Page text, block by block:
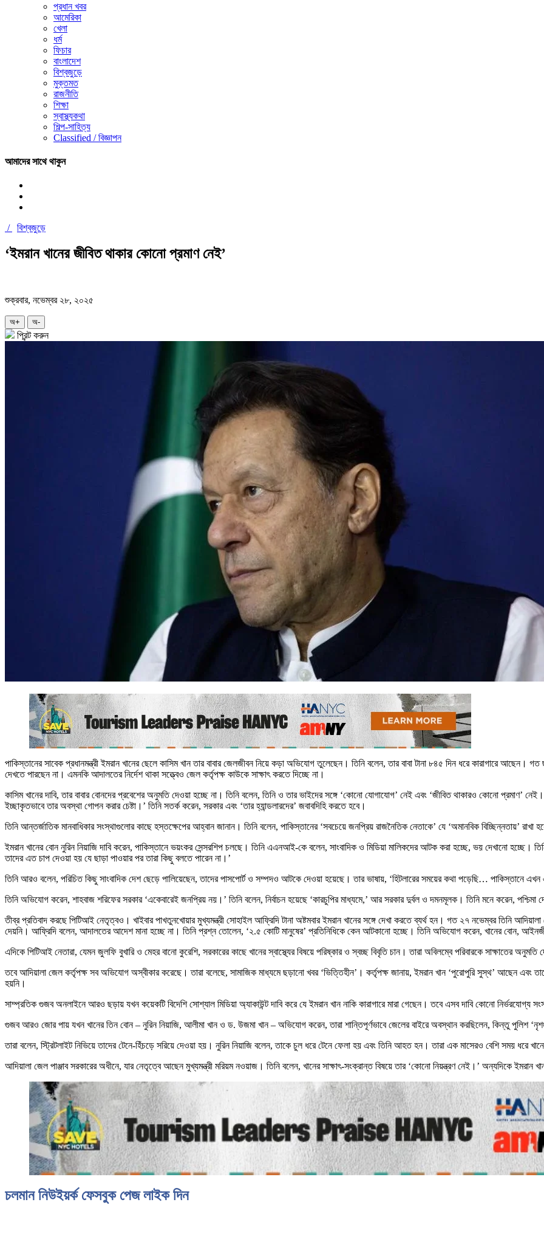
প্রধান খবর
আমেরিকা
খেলা
ধর্ম
ফিচার
বাংলাদেশ
বিশ্বজুড়ে
মুক্তমত
রাজনীতি
শিক্ষা
স্বাস্থ্যকথা
শিল্প-সাহিত্য
Classified / বিজ্ঞাপন
আমাদের সাথে থাকুন
/ বিশ্বজুড়ে
‘ইমরান খানের জীবিত থাকার কোনো প্রমাণ নেই’
শুক্রবার, নভেম্বর ২৮, ২০২৫
অ+ অ-
প্রিন্ট করুন
পাকিস্তানের সাবেক প্রধানমন্ত্রী ইমরান খানের ছেলে কাসিম খান তার বাবার জেলজীবন নিয়ে কড়া অভিযোগ তুলেছেন। তিনি বলেন, তার বাবা টানা ৮৪৫ দিন ধরে কারাগারে
দেখতে পারছেন না। এমনকি আদালতের নির্দেশ থাকা সত্ত্বেও জেল কর্তৃপক্ষ কাউকে সাক্ষাৎ করতে দিচ্ছে না।
কাসিম খানের দাবি, তার বাবার বোনদের প্রবেশের অনুমতি দেওয়া হচ্ছে না। তিনি বলেন, তিনি ও তার ভাইদের সঙ্গে ‘কোনো যোগাযোগ’ নেই এবং ‘জীবিত থাকারও কোনো প্রমাণ’
ইচ্ছাকৃতভাবে তার অবস্থা গোপন করার চেষ্টা।’ তিনি সতর্ক করেন, সরকার এবং ‘তার হ্যান্ডলারদের’ জবাবদিহি করতে হবে।
তিনি আন্তর্জাতিক মানবাধিকার সংস্থাগুলোর কাছে হস্তক্ষেপের আহ্বান জানান। তিনি বলেন, পাকিস্তানের ‘সবচেয়ে জনপ্রিয় রাজনৈতিক নেতাকে’ যে ‘অমানবিক বিচ্ছিন্নতায়’
ইমরান খানের বোন নুরিন নিয়াজি দাবি করেন, পাকিস্তানে ভয়ংকর সেন্সরশিপ চলছে। তিনি এএনআই-কে বলেন, সাংবাদিক ও মিডিয়া মালিকদের আটক করা হচ্ছে, ভয় দেখানো হচ্ছে।
তাদের এত চাপ দেওয়া হয় যে ছাড়া পাওয়ার পর তারা কিছু বলতে পারেন না।’
তিনি আরও বলেন, পরিচিত কিছু সাংবাদিক দেশ ছেড়ে পালিয়েছেন, তাদের পাসপোর্ট ও সম্পদও আটকে দেওয়া হয়েছে। তার ভাষায়, ‘হিটলারের সময়ের কথা পড়েছি… পাকিস্তানে
তিনি অভিযোগ করেন, শাহবাজ শরিফের সরকার ‘একেবারেই জনপ্রিয় নয়।’ তিনি বলেন, নির্বাচন হয়েছে ‘কারচুপির মাধ্যমে,’ আর সরকার দুর্বল ও দমনমূলক। তিনি মনে করেন, পশ্চিমা
তীব্র প্রতিবাদ করছে পিটিআই নেতৃত্বও। খাইবার পাখতুনখোয়ার মুখ্যমন্ত্রী সোহাইল আফ্রিদি টানা অষ্টমবার ইমরান খানের সঙ্গে দেখা করতে ব্যর্থ হন। গত ২৭ নভেম্বর তিনি
দেয়নি। আফ্রিদি বলেন, আদালতের আদেশ মানা হচ্ছে না। তিনি প্রশ্ন তোলেন, ‘২.৫ কোটি মানুষের’ প্রতিনিধিকে কেন আটকানো হচ্ছে। তিনি অভিযোগ করেন, খানের বোন,
এদিকে পিটিআই নেতারা, যেমন জুলফি বুখারি ও মেহর বানো কুরেশি, সরকারের কাছে খানের স্বাস্থ্যের বিষয়ে পরিষ্কার ও স্বচ্ছ বিবৃতি চান। তারা অবিলম্বে পরিবারকে সাক্ষাতের অনুমতি
তবে আদিয়ালা জেল কর্তৃপক্ষ সব অভিযোগ অস্বীকার করেছে। তারা বলেছে, সামাজিক মাধ্যমে ছড়ানো খবর ‘ভিত্তিহীন’। কর্তৃপক্ষ জানায়, ইমরান খান ‘পুরোপুরি সুস্থ’ আছেন এবং
হয়নি।
সাম্প্রতিক গুজব অনলাইনে আরও ছড়ায় যখন কয়েকটি বিদেশি সোশ্যাল মিডিয়া অ্যাকাউন্ট দাবি করে যে ইমরান খান নাকি কারাগারে মারা গেছেন। তবে এসব দাবি কোনো নির্ভরযোগ্য
গুজব আরও জোর পায় যখন খানের তিন বোন – নুরিন নিয়াজি, আলীমা খান ও ড. উজমা খান – অভিযোগ করেন, তারা শান্তিপূর্ণভাবে জেলের বাইরে অবস্থান করছিলেন, কিন্তু পুলিশ
তারা বলেন, স্ট্রিটলাইট নিভিয়ে তাদের টেনে-হিঁচড়ে সরিয়ে দেওয়া হয়। নুরিন নিয়াজি বলেন, তাকে চুল ধরে টেনে ফেলা হয় এবং তিনি আহত হন। তারা এক মাসেরও বেশি সময় ধরে
আদিয়ালা জেল পাঞ্জাব সরকারের অধীনে, যার নেতৃত্বে আছেন মুখ্যমন্ত্রী মরিয়ম নওয়াজ। তিনি বলেন, খানের সাক্ষাৎ-সংক্রান্ত বিষয়ে তার ‘কোনো নিয়ন্ত্রণ নেই।’ অন্যদিকে ইমরান
চলমান নিউইয়র্ক ফেসবুক পেজ লাইক দিন